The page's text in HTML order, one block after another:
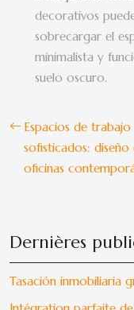
decorativos
sobrecargar el
minimalista y
suelo oscuro.
Espacios de trabajo
sofisticados: diseño
oficinas
Dernières
Tasación inmobiliaria